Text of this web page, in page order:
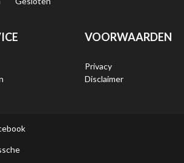
VOORWAARDEN
Privacy
Disclaimer